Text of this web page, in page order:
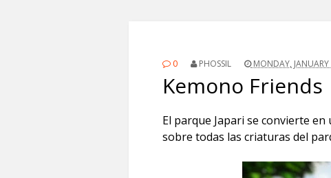
0 PHOSSIL MONDAY,
Kemono Friends
El parque Japari se convierte
sobre todas las criaturas del